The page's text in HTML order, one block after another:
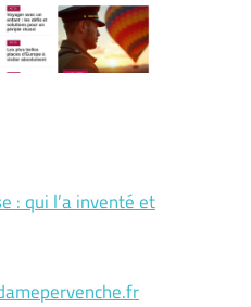
: qui l’a inventé et